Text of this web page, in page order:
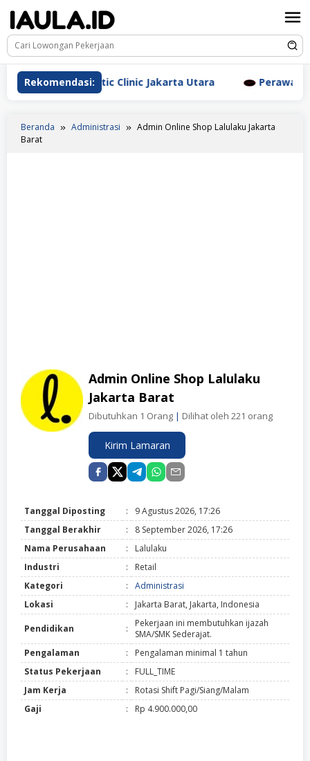
konten
Rekomendasi:
Aesthetic Clinic Jakarta Utara Perawat Dr.
Beranda Administrasi
Admin Online Shop Lalulaku Jakarta
Barat
Admin Online Shop Lalulaku
Jakarta Barat
Dibutuhkan 1 Orang | Dilihat oleh 221 orang
Kirim Lamaran
Tanggal Diposting :
9 Agustus 2026, 17:26
Tanggal Berakhir
:
8 September 2026, 17:26
Nama Perusahaan
:
Lalulaku
Industri
:
Retail
Kategori
:
Administrasi
Lokasi
: Jakarta Barat, Jakarta, Indonesia
Pendidikan :
Pekerjaan ini membutuhkan ijazah
SMA/SMK Sederajat.
Pengalaman
:
Pengalaman minimal 1 tahun
Status Pekerjaan
:
FULL_TIME
Jam Kerja
:
Rotasi Shift Pagi/Siang/Malam
Gaji
: Rp 4.900.000,00